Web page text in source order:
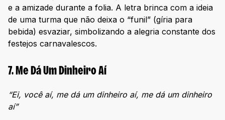
e a amizade durante a folia. A letra brinca com a ideia
de uma turma que não deixa o “funil” (gíria para
bebida) esvaziar, simbolizando a alegria constante dos
festejos carnavalescos.
7. Me Dá Um Dinheiro Aí
“Ei, você aí, me dá um dinheiro aí, me dá um dinheiro
aí”